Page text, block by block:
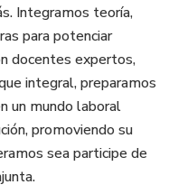
Integramos teoría,
para potenciar
docentes expertos,
integral, preparamos
un mundo laboral
promoviendo su
sea participe de